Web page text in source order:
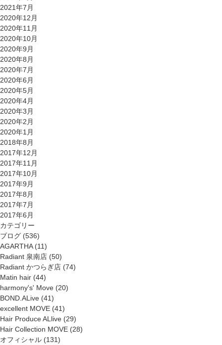
2021年7月
2020年12月
2020年11月
2020年10月
2020年9月
2020年8月
2020年7月
2020年6月
2020年5月
2020年4月
2020年3月
2020年2月
2020年1月
2018年8月
2017年12月
2017年11月
2017年10月
2017年9月
2017年8月
2017年7月
2017年6月
カテゴリー
ブログ (536)
AGARTHA(11)
Radiant 泉南店 (50)
Radiant かつらぎ店 (74)
Matin hair (44)
harmony's' Move (20)
BOND.ALive (41)
excellent MOVE (41)
Hair Produce ALlive (29)
Hair Collection MOVE (28)
オフィシャル (131)